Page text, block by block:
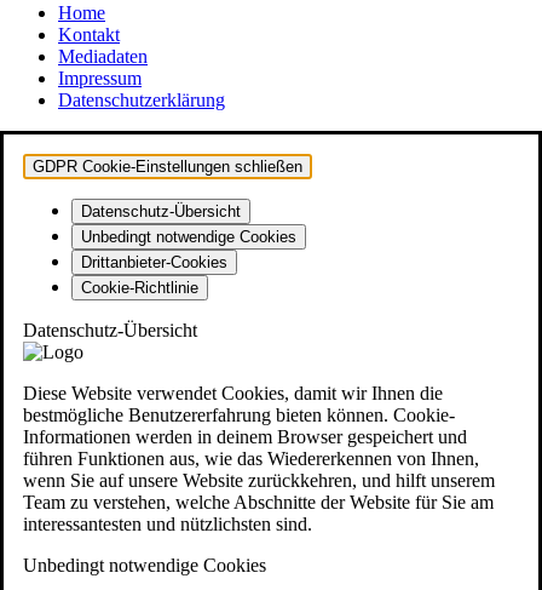
Home
Kontakt
Mediadaten
Impressum
Datenschutzerklärung
GDPR Cookie-Einstellungen schließen
Datenschutz-Übersicht
Unbedingt notwendige Cookies
Drittanbieter-Cookies
Cookie-Richtlinie
Datenschutz-Übersicht
Diese Website verwendet Cookies, damit wir Ihnen die
bestmögliche Benutzererfahrung bieten können. Cookie-
Informationen werden in deinem Browser gespeichert und
führen Funktionen aus, wie das Wiedererkennen von Ihnen,
wenn Sie auf unsere Website zurückkehren, und hilft unserem
Team zu verstehen, welche Abschnitte der Website für Sie am
interessantesten und nützlichsten sind.
Unbedingt notwendige Cookies